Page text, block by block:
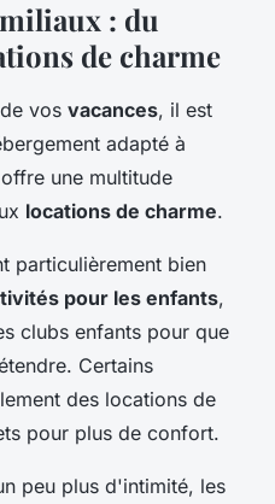
: du
de charme
vos vacances, il est
adapté à
une multitude
locations de charme.
particulièrement bien
pour les enfants,
clubs enfants pour que
Certains
des locations de
pour plus de confort.
peu plus d'intimité, les